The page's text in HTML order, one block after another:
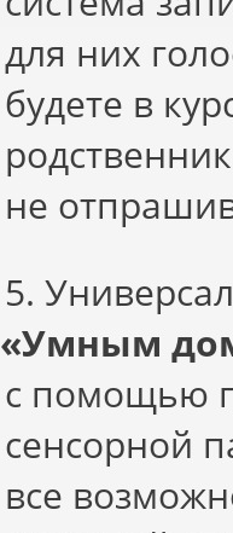
для них
будете в
не
5.
«Умным
с помощью
сенсорной
все